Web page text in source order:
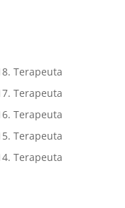
Terapeuta
Terapeuta
Terapeuta
Terapeuta
Terapeuta